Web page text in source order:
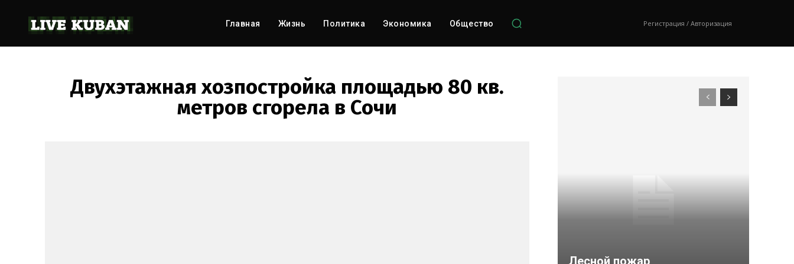
Главная Жизнь Политика Экономика Общество Регистрация / Авторизация
Двухэтажная хозпостройка площадью 80 кв.
метров сгорела в Сочи
Лесной пожар